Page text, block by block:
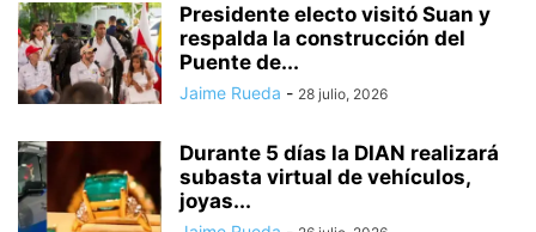
Presidente electo visitó Suan y
respalda la construcción del
Puente de...
Jaime Rueda - 28 julio, 2026
Durante 5 días la DIAN realizará
subasta virtual de vehículos,
joyas...